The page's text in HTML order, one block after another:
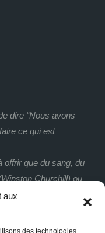
aux
des technologies
dire “Nous avons
ce qui est
offrir que du sang, du
Churchill) ou
» (Francis